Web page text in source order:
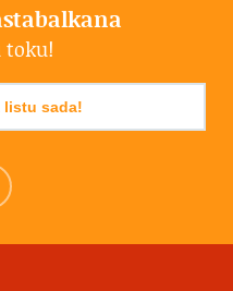
toku!
listu sada!